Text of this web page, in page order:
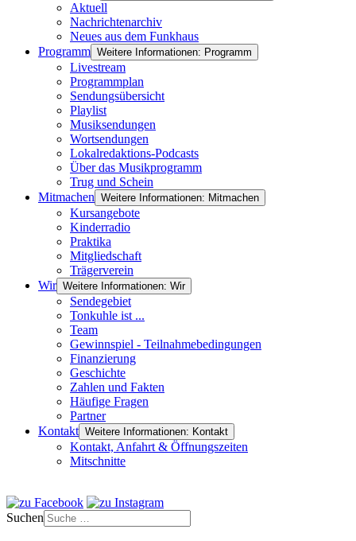
Aktuell
Nachrichtenarchiv
Neues aus dem Funkhaus
Programm Weitere Informationen: Programm
Livestream
Programmplan
Sendungsübersicht
Playlist
Musiksendungen
Wortsendungen
Lokalredaktions-Podcasts
Über das Musikprogramm
Trug und Schein
Mitmachen Weitere Informationen: Mitmachen
Kursangebote
Kinderradio
Praktika
Mitgliedschaft
Trägerverein
Wir Weitere Informationen: Wir
Sendegebiet
Tonkuhle ist ...
Team
Gewinnspiel - Teilnahmebedingungen
Finanzierung
Geschichte
Zahlen und Fakten
Häufige Fragen
Partner
Kontakt Weitere Informationen: Kontakt
Kontakt, Anfahrt & Öffnungszeiten
Mitschnitte
Suchen